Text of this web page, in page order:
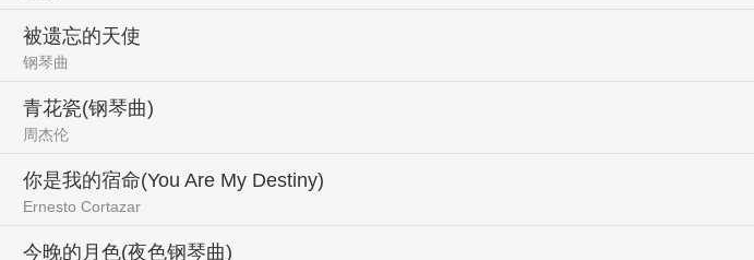
被遗忘的天使
钢琴曲
青花瓷(钢琴曲)
周杰伦
你是我的宿命(You Are My Destiny)
Ernesto Cortazar
今晚的月色(夜色钢琴曲)